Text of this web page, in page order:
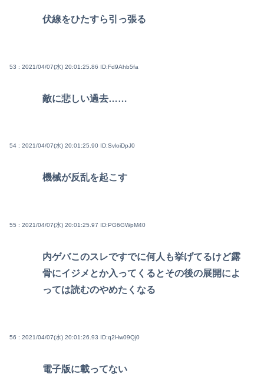
伏線をひたすら引っ張る
53 : 2021/04/07(水) 20:01:25.86 ID:Fd9Ahb5fa
敵に悲しい過去……
54 : 2021/04/07(水) 20:01:25.90 ID:SvloiDpJ0
機械が反乱を起こす
55 : 2021/04/07(水) 20:01:25.97 ID:PG6GWpM40
内ゲバこのスレですでに何人も挙げてるけど露
骨にイジメとか入ってくるとその後の展開によ
っては読むのやめたくなる
56 : 2021/04/07(水) 20:01:26.93 ID:q2Hw09Qj0
電子版に載ってない